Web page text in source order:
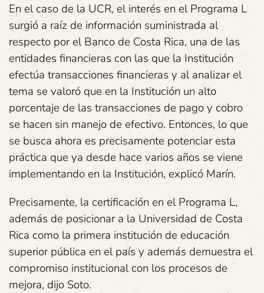
En el caso de la UCR, el interés en el Programa L
surgió a raíz de información suministrada al
respecto por el Banco de Costa Rica, una de las
entidades financieras con las que la Institución
efectúa transacciones financieras y al analizar el
tema se valoró que en la Institución un alto
porcentaje de las transacciones de pago y cobro
se hacen sin manejo de efectivo. Entonces, lo que
se busca ahora es precisamente potenciar esta
práctica que ya desde hace varios años se viene
implementando en la Institución, explicó Marín.
Precisamente, la certificación en el Programa L,
además de posicionar a la Universidad de Costa
Rica como la primera institución de educación
superior pública en el país y además demuestra el
compromiso institucional con los procesos de
mejora, dijo Soto.